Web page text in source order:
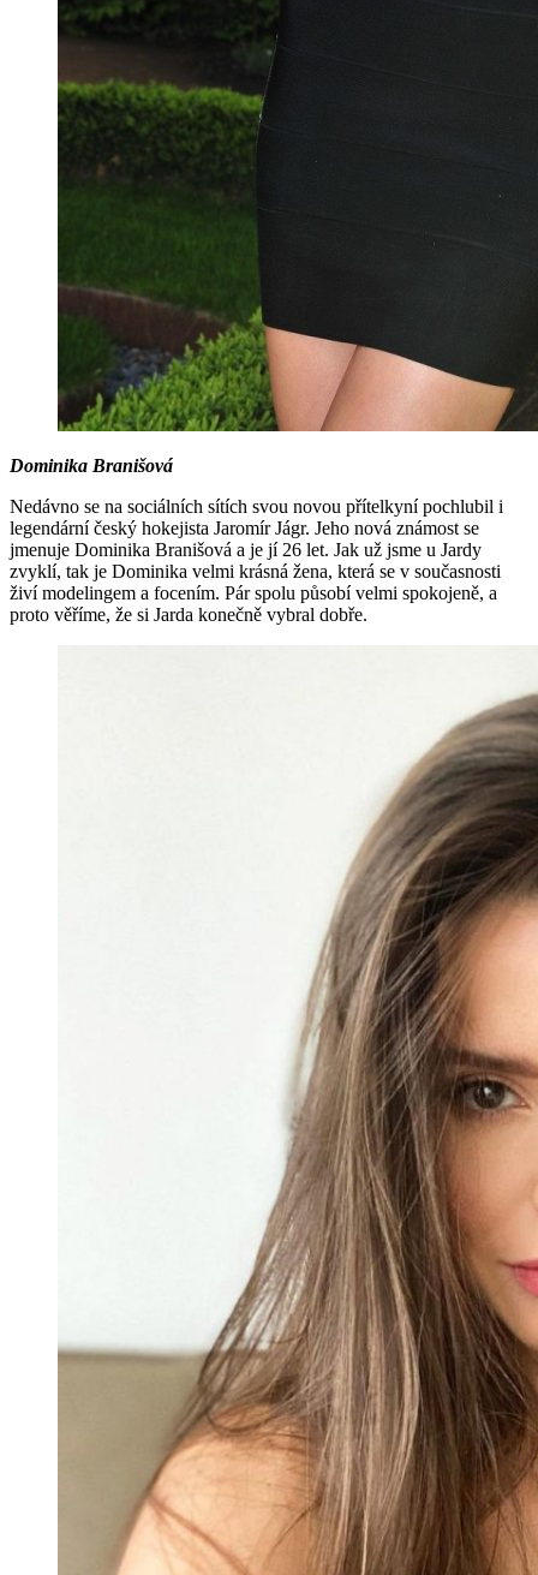
Dominika Branišová
Nedávno se na sociálních sítích svou novou přítelkyní pochlubil i
legendární český hokejista Jaromír Jágr. Jeho nová známost se
jmenuje Dominika Branišová a je jí 26 let. Jak už jsme u Jardy
zvyklí, tak je Dominika velmi krásná žena, která se v současnosti
živí modelingem a focením. Pár spolu působí velmi spokojeně, a
proto věříme, že si Jarda konečně vybral dobře.